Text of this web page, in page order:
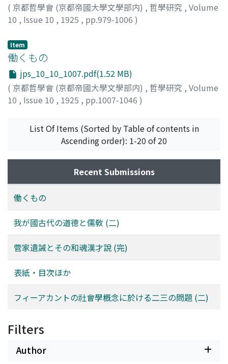
( 京都哲學會 (京都帝國大學文學部内) , 哲學研究 , Volume
10 , Issue 10 , 1925 , pp.979-1006 )
Item
働くもの
jps_10_10_1007.pdf(1.52 MB)
( 京都哲學會 (京都帝國大學文學部内) , 哲學研究 , Volume
10 , Issue 10 , 1925 , pp.1007-1046 )
List Of Items (Sorted by Table of contents in
Ascending order): 1-20 of 20
Recent Submissions
働くもの
我が國古代の道德と儒敎 (二)
菅家遺誡とその和魂漢才說 (完)
表紙・目次ほか
フィーアカントの社會學槪念に於ける二三の問題 (二)
Filters
Author